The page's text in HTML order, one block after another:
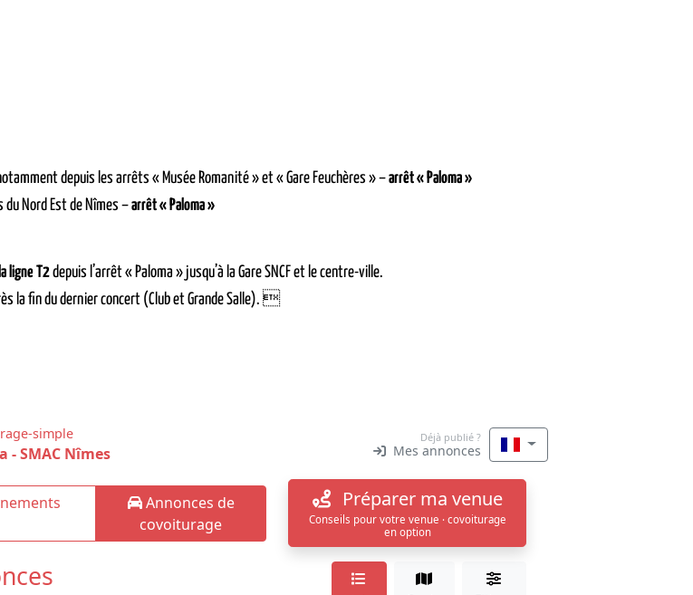
depuis les arrêts « Musée Romanité » et « Gare Feuchères » –arrêt « Paloma »
du Nord Est de Nîmes –arrêt « Paloma »
la ligne T2depuis l’arrêt « Paloma » jusqu’à la Gare SNCF et le centre-ville.
la fin du dernier concert (Club et Grande Salle). 